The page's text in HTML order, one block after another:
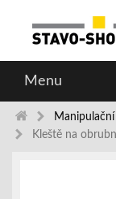
Menu
Kleště na